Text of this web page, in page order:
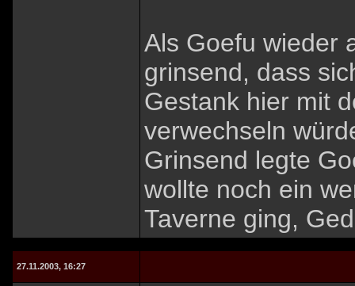
Als Goefu wieder
grinsend, dass
Gestank hier mit
verwechseln
Grinsend legte
wollte noch ein
Taverne ging,
27.11.2003, 16:27